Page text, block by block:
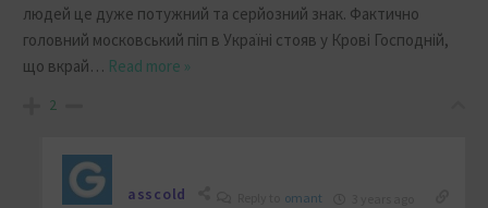
людей це дуже потужний та серйозний знак. Фактично
головний московський піп в Україні стояв у Крові Господній,
що вкрай… Read more »
2
asscold omant